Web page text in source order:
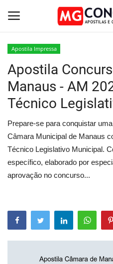
Home
Apostilas PDF
Apostila Impressa
Cursos Online
Combo Apostilas
Apostila Impressa
Apostila
Manaus - AM
Técnico
Prepare-se para conquistar
Câmara Municipal de Manaus
Técnico Legislativo Municipal.
específico, elaborado por
aprovação no concurso...